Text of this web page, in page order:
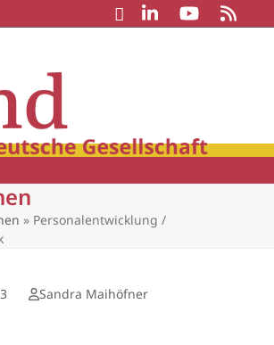
» Personalentwicklung /
Sandra Maihöfner